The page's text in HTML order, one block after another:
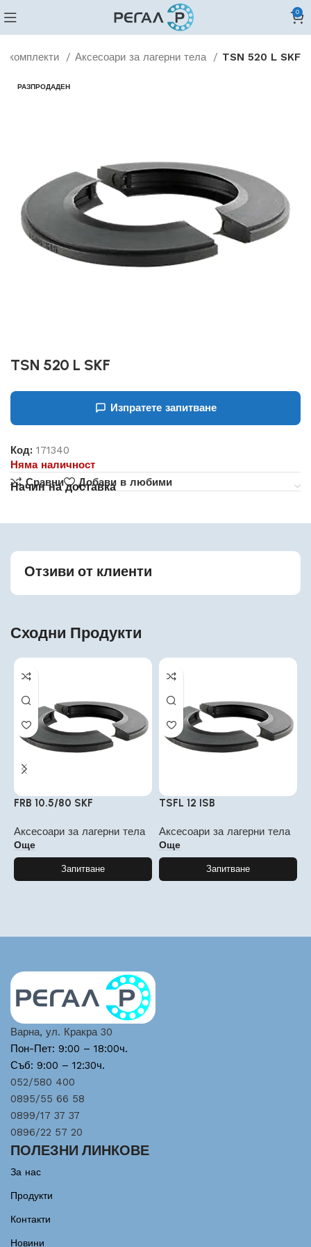
0
комплекти Аксесоари за лагерни тела TSN 520 L SKF
РАЗПРОДАДЕН
TSN 520 L SKF
Изпратете запитване
Код:171340
Няма наличност
Сравни
Добави в любими
Начин на доставка
Отзиви от клиенти
Сходни Продукти
FRB 10.5/80 SKF
Аксесоари за лагерни тела
Още
Запитване
TSFL 12 ISB
Аксесоари за лагерни тела
Още
Запитване
Варна, ул. Кракра 30
Пон-Пет: 9:00 – 18:00ч.
Съб: 9:00 – 12:30ч.
052/580 400
0895/55 66 58
0899/17 37 37
0896/22 57 20
ПОЛЕЗНИ ЛИНКОВЕ
За нас
Продукти
Контакти
Новини